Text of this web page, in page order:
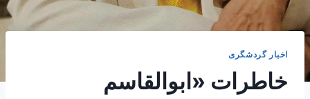
اخبار گردشگری
خاطرات «ابوالقاسم